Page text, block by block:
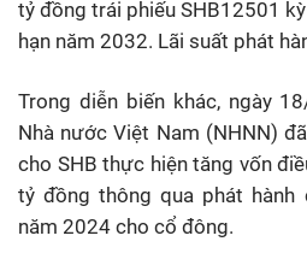
tỷ đồng trái phiếu SHB12501
hạn năm 2032. Lãi suất phát
Trong diễn biến khác, ngày
Nhà nước Việt Nam (NHNN)
cho SHB thực hiện tăng vốn
tỷ đồng thông qua phát
năm 2024 cho cổ đông.